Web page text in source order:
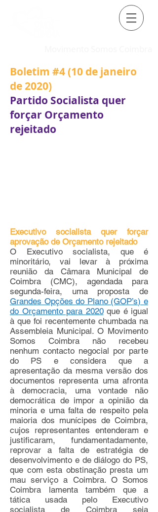
Boletim #4 (10 de janeiro
de 2020)
Partido Socialista quer
forçar Orçamento
rejeitado
Executivo socialista quer forçar
aprovação de Orçamento rejeitado
O Executivo socialista, que é
minoritário, vai levar à próxima
reunião da Câmara Municipal de
Coimbra (CMC), agendada para
segunda-feira, uma proposta de
Grandes Opções do Plano (GOP’s) e
do Orçamento para 2020que é igual
à que foi recentemente chumbada na
Assembleia Municipal. O Movimento
Somos Coimbra não recebeu
nenhum contacto negocial por parte
do PS e considera que a
apresentação da mesma versão dos
documentos representa uma afronta
à democracia, uma vontade não
democrática de impor a opinião da
minoria e uma falta de respeito pela
maioria dos munícipes de Coimbra,
cujos representantes entenderam e
justificaram, fundamentadamente,
reprovar a falta de estratégia de
desenvolvimento e de diálogo do PS,
que com esta obstinação presta um
mau serviço a Coimbra. O Somos
Coimbra lamenta também que a
tática usada pelo Executivo
socialista de Coimbra seja